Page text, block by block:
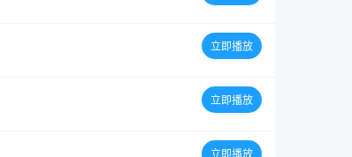
立即播放
立即播放
立即播放